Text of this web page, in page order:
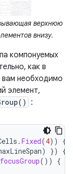
верхнюю
внизу.
компонуемых
как в
необходимо
элемент,
:
. Fixed(4))
{
) })
{
focusGroup())
{